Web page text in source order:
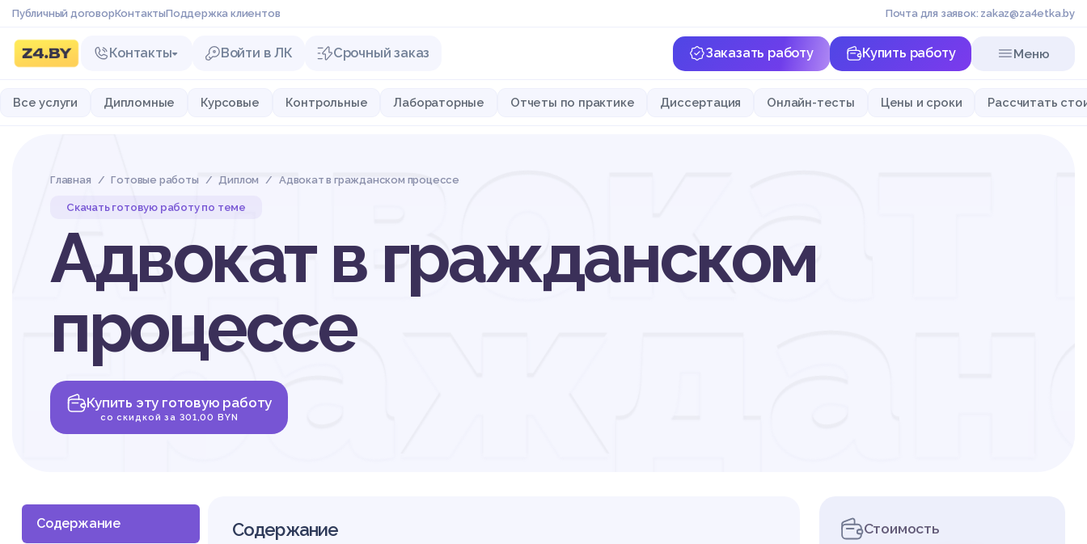
Публичный договорКонтактыПоддержка клиентов Почта для заявок: zakaz@za4etka.by
Контакты Войти в ЛК Срочный заказ Заказать работу Купить работу Меню
Все услуги Дипломные Курсовые Контрольные Лабораторные Отчеты по практике Диссертация Онлайн-тесты Цены и сроки Рассчитать
Главная Готовые работы Диплом Адвокат в гражданском процессе
Скачать готовую работу по теме
Адвокат в гражданском
процессе
Купить эту готовую работу
со скидкой за 301,00 BYN
Адвокат
Содержание Содержание Стоимость